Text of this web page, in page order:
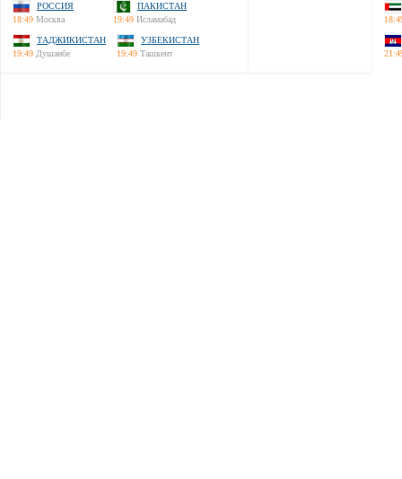
РОССИЯ
18:49 Москва
ПАКИСТАН
19:49 Исламабад
ТАДЖИКИСТАН
19:49 Душанбе
УЗБЕКИСТАН
19:49 Ташкент